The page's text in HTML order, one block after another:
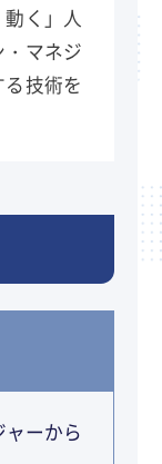
く」人
マネジ
技術を
ーから